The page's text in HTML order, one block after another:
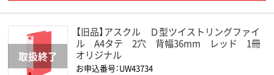
【旧品】アスクル Ｄ型ツイストリングファイ
ル A4タテ 2穴 背幅36mm レッド 1冊
オリジナル
お申込番号：UW43734